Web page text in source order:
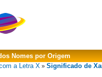
Nomes por Origem
a Letra X » Significado de